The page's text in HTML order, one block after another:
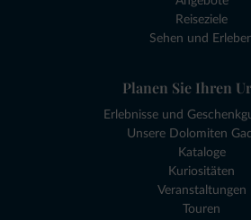
Reiseziele
Sehen und
Planen Sie Ihren
Erlebnisse und
Unsere Dolomiten
Kataloge
Kuriositäten
Veranstaltungen
Touren